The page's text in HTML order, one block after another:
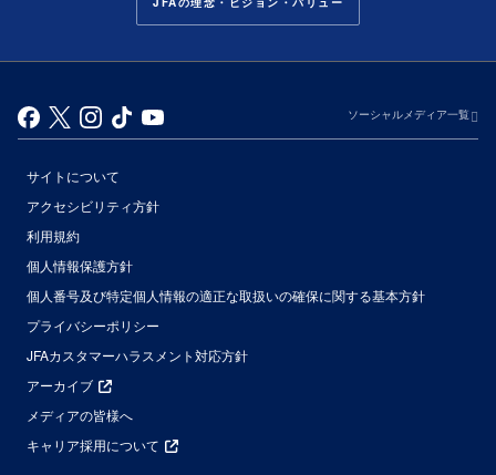
ソーシャルメディア一覧
サイトについて
アクセシビリティ方針
利用規約
個人情報保護方針
個人番号及び特定個人情報の適正な取扱いの確保に関する基本方針
プライバシーポリシー
JFAカスタマーハラスメント対応方針
アーカイブ
メディアの皆様へ
キャリア採用について